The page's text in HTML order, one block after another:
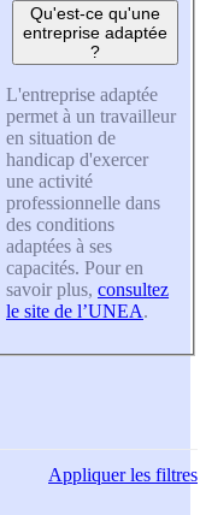
Qu'est-ce qu'une
entreprise adaptée
?
L'entreprise adaptée
permet à un travailleur
en situation de
handicap d'exercer
une activité
professionnelle dans
des conditions
adaptées à ses
capacités. Pour en
savoir plus, consultez
le site de l’UNEA.
Appliquerles filtres